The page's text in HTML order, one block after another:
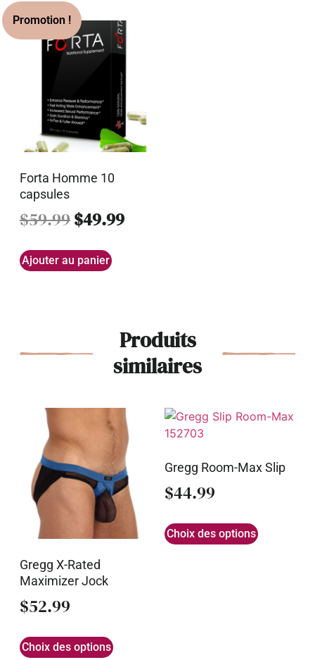
Forta Homme 10
capsules
$59.99$49.99
Ajouter au panier
Produits
similaires
Gregg X-Rated
Maximizer Jock
$52.99
Choix des options
Gregg Room-Max Slip
$44.99
Choix des options